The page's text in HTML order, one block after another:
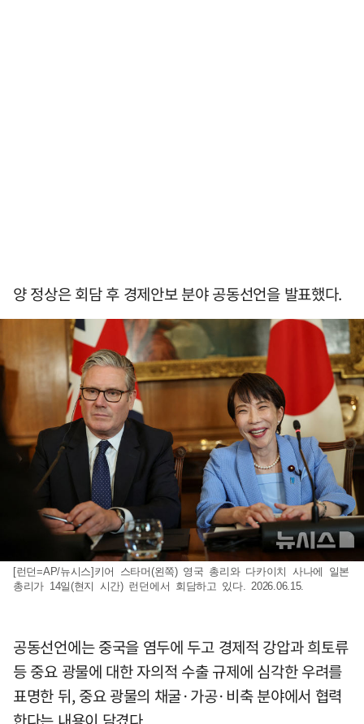
양 정상은 회담 후 경제안보 분야 공동선언을 발표했다.
[런던=AP/뉴시스]키어 스타머(왼쪽) 영국 총리와 다카이치 사나에 일본
총리가 14일(현지 시간) 런던에서 회담하고 있다. 2026.06.15.
공동선언에는 중국을 염두에 두고 경제적 강압과 희토류
등 중요 광물에 대한 자의적 수출 규제에 심각한 우려를
표명한 뒤, 중요 광물의 채굴·가공·비축 분야에서 협력